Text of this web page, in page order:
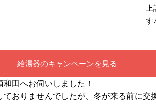
す♪
給湯器のキャンペーンを見る
田へお伺いしました！
おりませんでしたが、冬が来る前に交